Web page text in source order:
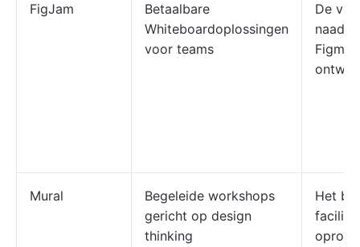
FigJam
Betaalbare
Whiteboardoplossingen
voor teams
De
Figma-
Mural
Begeleide workshops
gericht op design
thinking
Het